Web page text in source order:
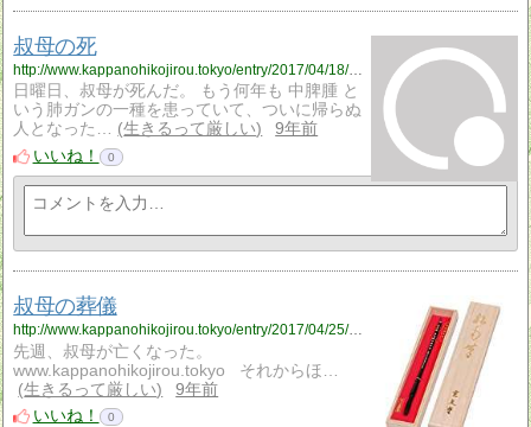
叔母の死
http://www.kappanohikojirou.tokyo/entry/2017/04/18/202021
日曜日、叔母が死んだ。 もう何年も 中脾腫 と
いう肺ガンの一種を患っていて、ついに帰らぬ
人となった…
生きるって厳しい
9年前
いいね！
0
叔母の葬儀
http://www.kappanohikojirou.tokyo/entry/2017/04/25/211341
先週、叔母が亡くなった。
www.kappanohikojirou.tokyo それからほ…
生きるって厳しい
9年前
いいね！
0